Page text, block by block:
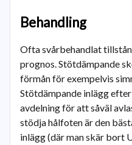
Behandling
Ofta svårbehandlat
prognos. Stötdämpande
förmån för exempelvis
Stötdämpande inlägg
avdelning för att såväl
stödja hålfoten är den
inlägg (där man skär bort